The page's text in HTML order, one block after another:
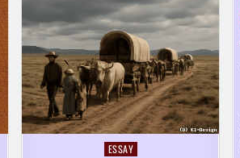
Posted
ESSAY